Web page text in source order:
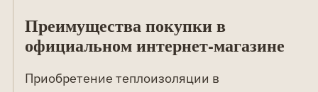
Преимущества покупки в
официальном интернет-магазине
Приобретение теплоизоляции в